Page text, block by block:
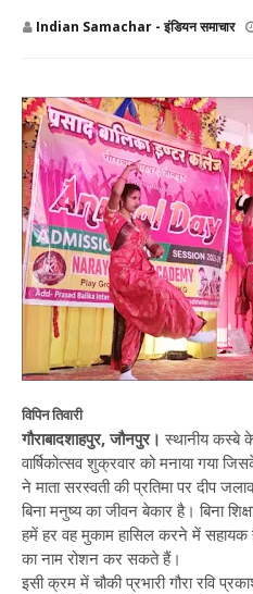
Indian Samachar - इंडियन समाचार
विपिन तिवारी
गौराबादशाहपुर, जौनपुर।स्थानीय कस्बे
वार्षिकोत्सव शुक्रवार को मनाया गया
ने माता सरस्वती की प्रतिमा पर दीप
बिना मनुष्य का जीवन बेकार है। बिना
हमें हर वह मुकाम हासिल करने में
का नाम रोशन कर सकते हैं।
इसी क्रम में चौकी प्रभारी गौरा रवि